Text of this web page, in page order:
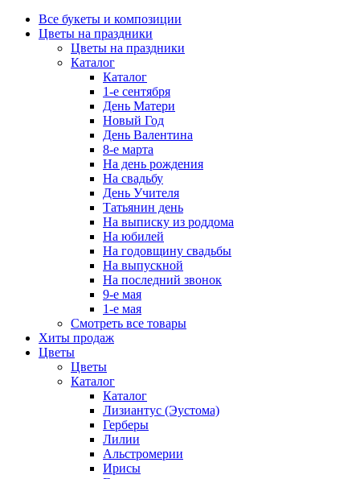
Все букеты и композиции
Цветы на праздники
Цветы на праздники
Каталог
Каталог
1-е сентября
День Матери
Новый Год
День Валентина
8-е марта
На день рождения
На свадьбу
День Учителя
Татьянин день
На выписку из роддома
На юбилей
На годовщину свадьбы
На выпускной
На последний звонок
9-е мая
1-е мая
Смотреть все товары
Хиты продаж
Цветы
Цветы
Каталог
Каталог
Лизиантус (Эустома)
Герберы
Лилии
Альстромерии
Ирисы